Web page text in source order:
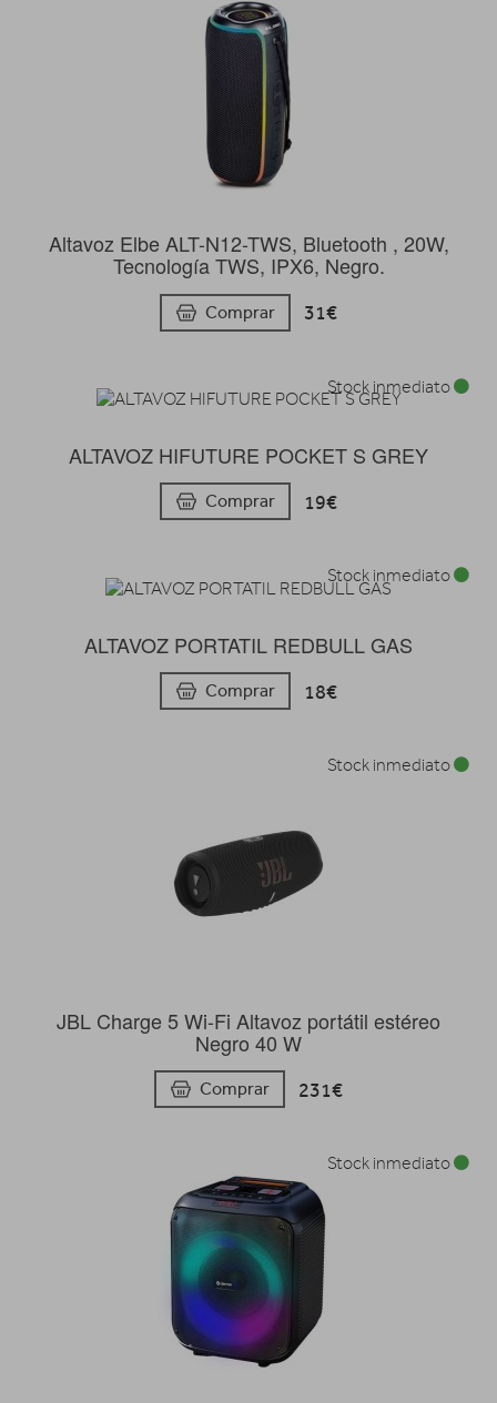
Altavoz Elbe ALT-N12-TWS, Bluetooth , 20W,
Tecnología TWS, IPX6, Negro.
Comprar 31€
ALTAVOZ HIFUTURE POCKET S GREY
Comprar 19€
Stock inmediato
ALTAVOZ PORTATIL REDBULL GAS
Comprar 18€
Stock inmediato
JBL Charge 5 Wi-Fi Altavoz portátil estéreo
Negro 40 W
Comprar 231€
Stock inmediato
Stock inmediato